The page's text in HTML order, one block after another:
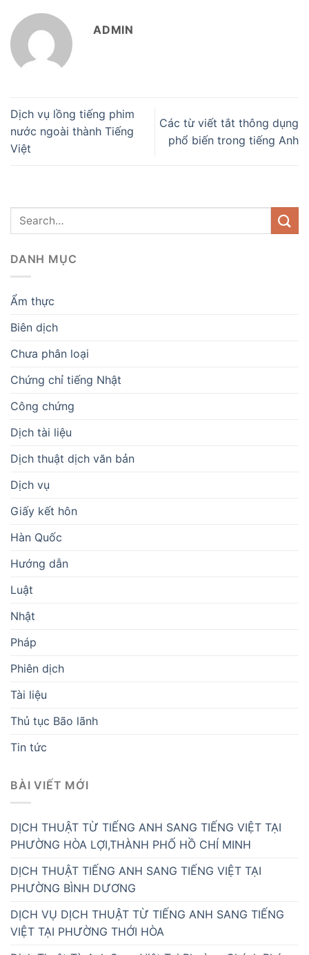
ADMIN
Dịch vụ lồng tiếng phim
nước ngoài thành Tiếng
Việt
Các từ viết tắt thông dụng
phổ biến trong tiếng Anh
DANH MỤC
Ẩm thực
Biên dịch
Chưa phân loại
Chứng chỉ tiếng Nhật
Công chứng
Dịch tài liệu
Dịch thuật dịch văn bản
Dịch vụ
Giấy kết hôn
Hàn Quốc
Hướng dẫn
Luật
Nhật
Pháp
Phiên dịch
Tài liệu
Thủ tục Bão lãnh
Tin tức
BÀI VIẾT MỚI
DỊCH THUẬT TỪ TIẾNG ANH SANG TIẾNG VIỆT TẠI
PHƯỜNG HÒA LỢI,THÀNH PHỐ HỒ CHÍ MINH
DỊCH THUẬT TIẾNG ANH SANG TIẾNG VIỆT TẠI
PHƯỜNG BÌNH DƯƠNG
DỊCH VỤ DỊCH THUẬT TỪ TIẾNG ANH SANG TIẾNG
VIỆT TẠI PHƯỜNG THỚI HÒA